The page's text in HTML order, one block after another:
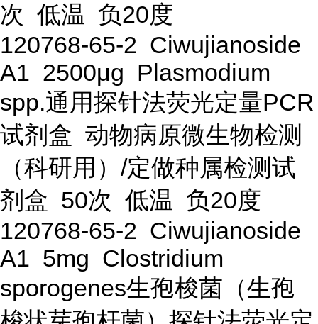
次 低温 负20度
120768-65-2 Ciwujianoside
A1 2500μg Plasmodium
spp.通用探针法荧光定量PCR
试剂盒 动物病原微生物检测
（科研用）/定做种属检测试
剂盒 50次 低温 负20度
120768-65-2 Ciwujianoside
A1 5mg Clostridium
sporogenes生孢梭菌（生孢